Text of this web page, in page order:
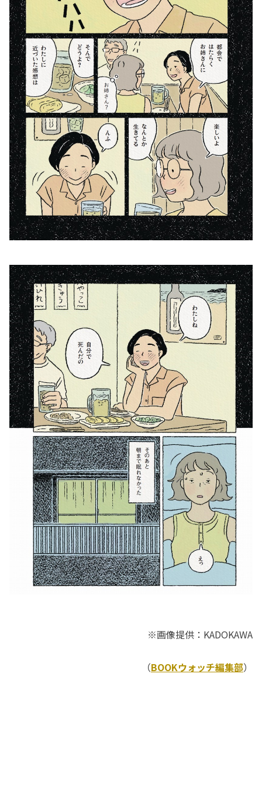
※画像提供：KADOKAWA
（BOOKウォッチ編集部）